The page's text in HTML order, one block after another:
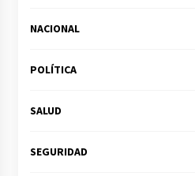
NACIONAL
POLÍTICA
SALUD
SEGURIDAD